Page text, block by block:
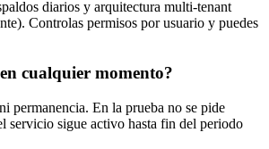
diarios y arquitectura multi-tenant
Controlas permisos por usuario y puedes
cualquier momento?
permanencia. En la prueba no se pide
servicio sigue activo hasta fin del periodo